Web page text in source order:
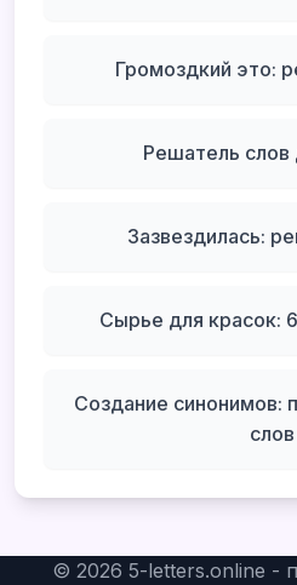
Громоздкий это:
Решатель слов
Зазвездилась:
Сырье для красок:
Создание синонимов:
слов
© 2026 5-letters.online -